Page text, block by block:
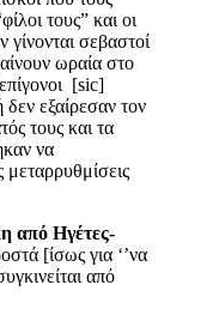
τους” και οι
σεβαστοί
ωραία στο
[sic]
εξαίρεσαν τον
τους και τα
να
από Ηγέτες-
[ίσως για ‘’να
από